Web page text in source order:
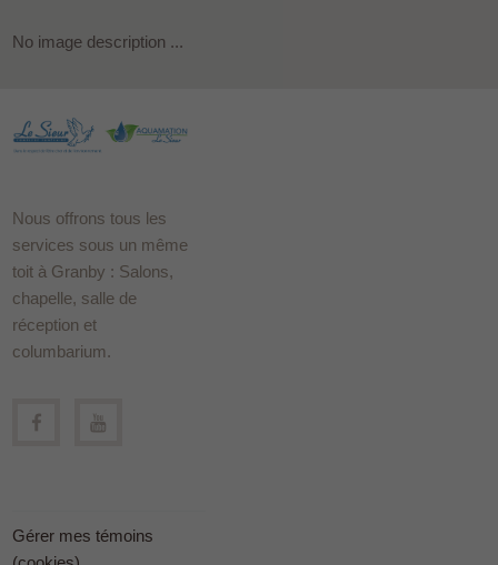
No image description ...
Nous offrons tous les
services sous un même
toit à Granby : Salons,
chapelle, salle de
réception et
columbarium.
Gérer mes témoins